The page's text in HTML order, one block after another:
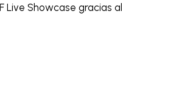
Live Showcase gracias al